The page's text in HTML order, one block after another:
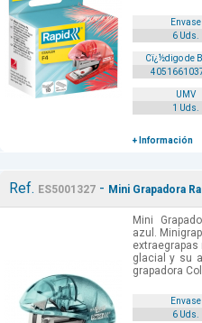
Envase
6 Uds.
Cï¿½digo de
UMV
1 Uds.
+ Información
Ref. ES5001327- Mini Grapadora
Mini
azul.
glacial y su
grapadora
Envase
6 Uds.